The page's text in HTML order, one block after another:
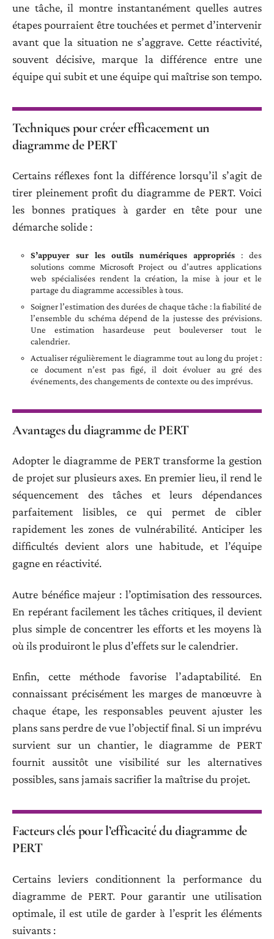
une tâche, il montre instantanément quelles autres
étapes pourraient être touchées et permet d’intervenir
avant que la situation ne s’aggrave. Cette réactivité,
souvent décisive, marque la différence entre une
équipe qui subit et une équipe qui maîtrise son tempo.
Techniques pour créer efficacement un
diagramme de PERT
Certains réflexes font la différence lorsqu’il s’agit de
tirer pleinement profit du diagramme de PERT. Voici
les bonnes pratiques à garder en tête pour une
démarche solide :
S’appuyer sur les outils numériques appropriés : des
solutions comme Microsoft Project ou d’autres applications
web spécialisées rendent la création, la mise à jour et le
partage du diagramme accessibles à tous.
Soigner l’estimation des durées de chaque tâche : la fiabilité de
l’ensemble du schéma dépend de la justesse des prévisions.
Une estimation hasardeuse peut bouleverser tout le
calendrier.
Actualiser régulièrement le diagramme tout au long du projet :
ce document n’est pas figé, il doit évoluer au gré des
événements, des changements de contexte ou des imprévus.
Avantages du diagramme de PERT
Adopter le diagramme de PERT transforme la gestion
de projet sur plusieurs axes. En premier lieu, il rend le
séquencement des tâches et leurs dépendances
parfaitement lisibles, ce qui permet de cibler
rapidement les zones de vulnérabilité. Anticiper les
difficultés devient alors une habitude, et l’équipe
gagne en réactivité.
Autre bénéfice majeur : l’optimisation des ressources.
En repérant facilement les tâches critiques, il devient
plus simple de concentrer les efforts et les moyens là
où ils produiront le plus d’effets sur le calendrier.
Enfin, cette méthode favorise l’adaptabilité. En
connaissant précisément les marges de manœuvre à
chaque étape, les responsables peuvent ajuster les
plans sans perdre de vue l’objectif final. Si un imprévu
survient sur un chantier, le diagramme de PERT
fournit aussitôt une visibilité sur les alternatives
possibles, sans jamais sacrifier la maîtrise du projet.
Facteurs clés pour l’efficacité du diagramme de
PERT
Certains leviers conditionnent la performance du
diagramme de PERT. Pour garantir une utilisation
optimale, il est utile de garder à l’esprit les éléments
suivants :